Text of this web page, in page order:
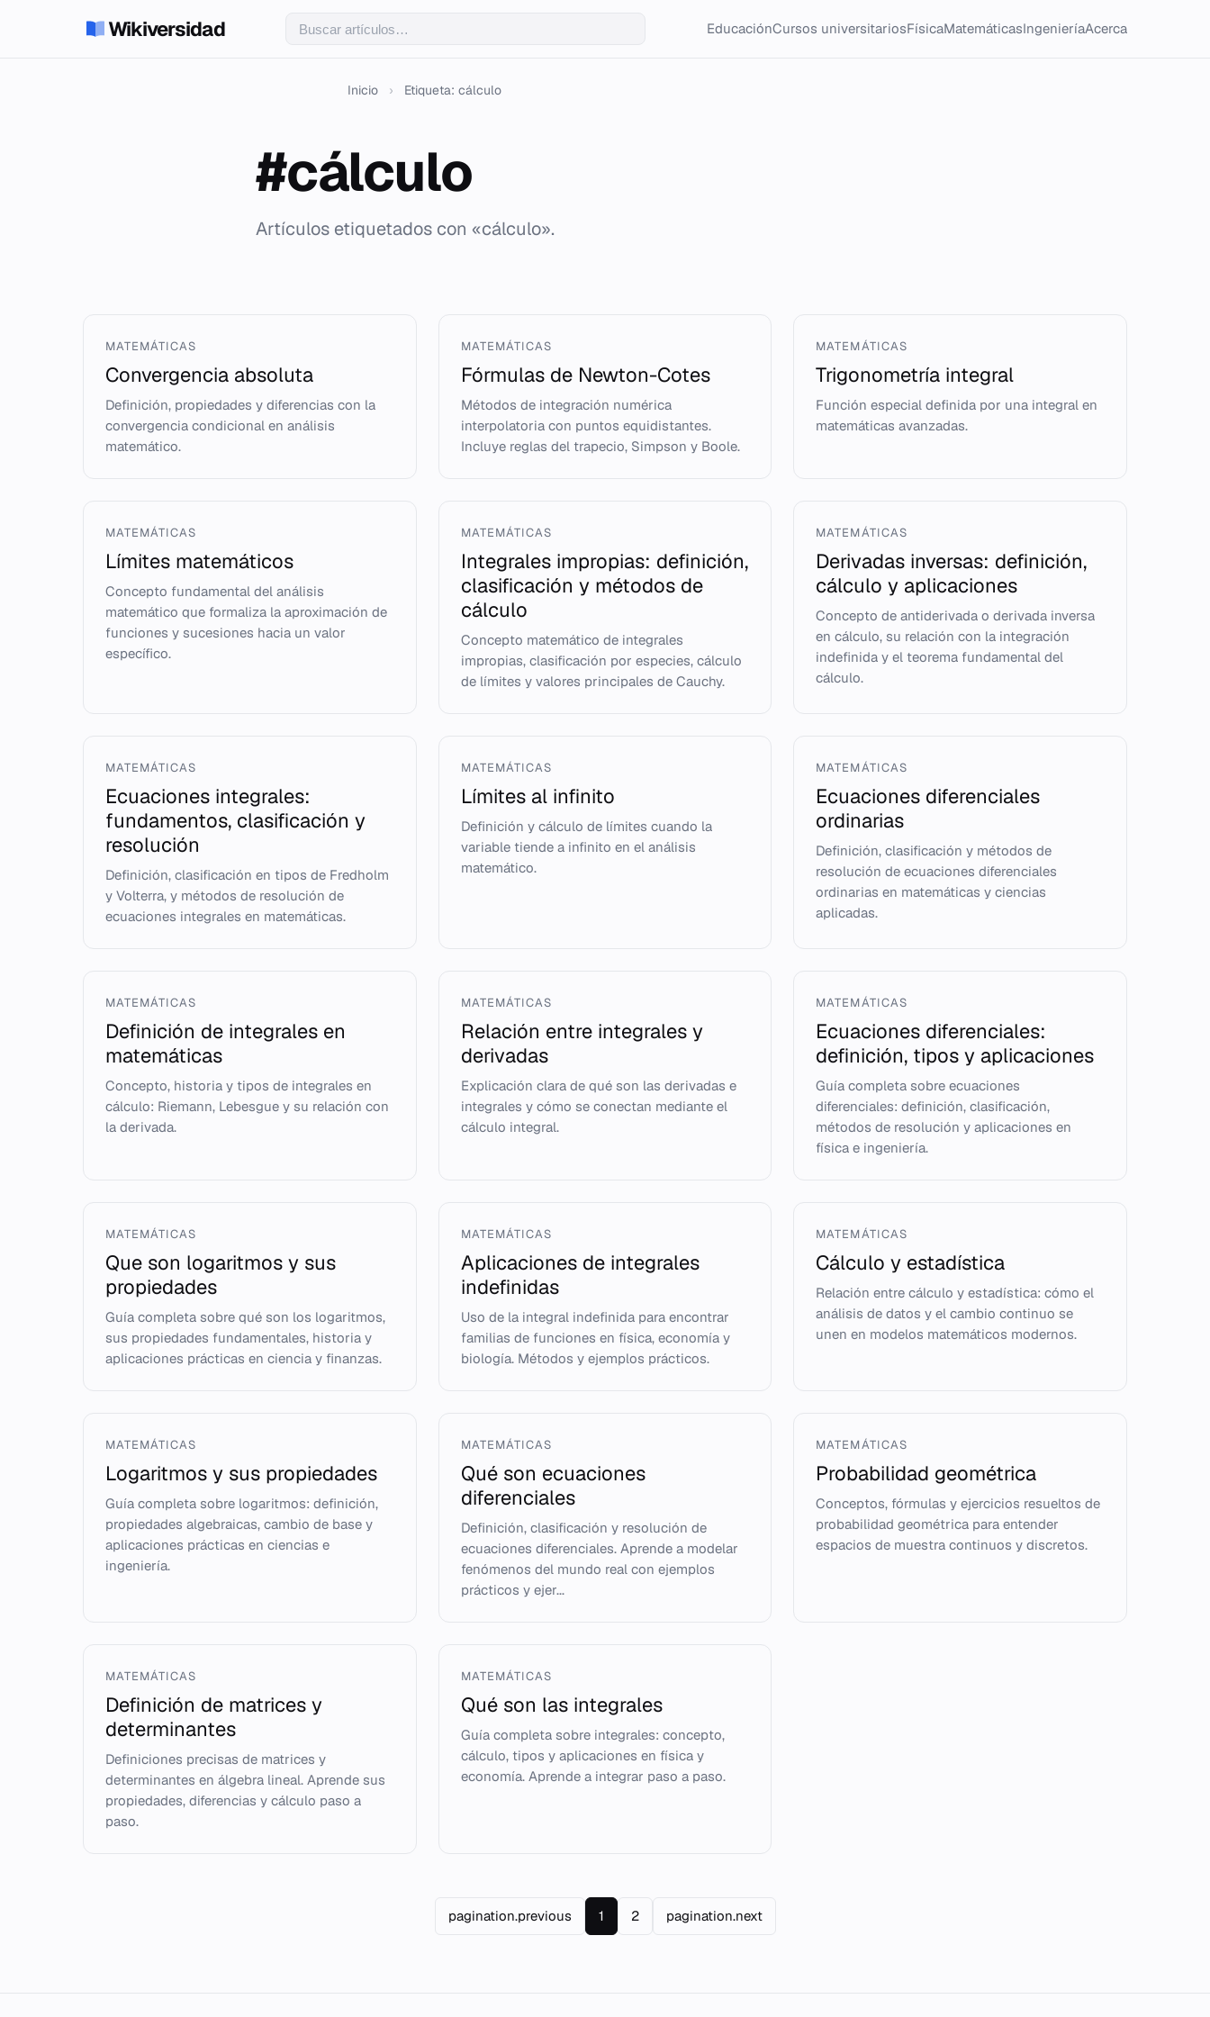
Wikiversidad EducaciónCursos universitariosFísicaMatemáticasIngenieríaAcerca
Inicio › Etiqueta: cálculo
#cálculo
Artículos etiquetados con «cálculo».
MATEMÁTICAS
Convergencia absoluta
Definición, propiedades y diferencias con la
convergencia condicional en análisis
matemático.
MATEMÁTICAS
Fórmulas de Newton-Cotes
Métodos de integración numérica
interpolatoria con puntos equidistantes.
Incluye reglas del trapecio, Simpson y Boole.
MATEMÁTICAS
Trigonometría integral
Función especial definida por una integral en
matemáticas avanzadas.
MATEMÁTICAS
Límites matemáticos
Concepto fundamental del análisis
matemático que formaliza la aproximación de
funciones y sucesiones hacia un valor
específico.
MATEMÁTICAS
Integrales impropias: definición,
clasificación y métodos de
cálculo
Concepto matemático de integrales
impropias, clasificación por especies, cálculo
de límites y valores principales de Cauchy.
MATEMÁTICAS
Derivadas inversas: definición,
cálculo y aplicaciones
Concepto de antiderivada o derivada inversa
en cálculo, su relación con la integración
indefinida y el teorema fundamental del
cálculo.
MATEMÁTICAS
Ecuaciones integrales:
fundamentos, clasificación y
resolución
Definición, clasificación en tipos de Fredholm
y Volterra, y métodos de resolución de
ecuaciones integrales en matemáticas.
MATEMÁTICAS
Límites al infinito
Definición y cálculo de límites cuando la
variable tiende a infinito en el análisis
matemático.
MATEMÁTICAS
Ecuaciones diferenciales
ordinarias
Definición, clasificación y métodos de
resolución de ecuaciones diferenciales
ordinarias en matemáticas y ciencias
aplicadas.
MATEMÁTICAS
Definición de integrales en
matemáticas
Concepto, historia y tipos de integrales en
cálculo: Riemann, Lebesgue y su relación con
la derivada.
MATEMÁTICAS
Relación entre integrales y
derivadas
Explicación clara de qué son las derivadas e
integrales y cómo se conectan mediante el
cálculo integral.
MATEMÁTICAS
Ecuaciones diferenciales:
definición, tipos y aplicaciones
Guía completa sobre ecuaciones
diferenciales: definición, clasificación,
métodos de resolución y aplicaciones en
física e ingeniería.
MATEMÁTICAS
Que son logaritmos y sus
propiedades
Guía completa sobre qué son los logaritmos,
sus propiedades fundamentales, historia y
aplicaciones prácticas en ciencia y finanzas.
MATEMÁTICAS
Aplicaciones de integrales
indefinidas
Uso de la integral indefinida para encontrar
familias de funciones en física, economía y
biología. Métodos y ejemplos prácticos.
MATEMÁTICAS
Cálculo y estadística
Relación entre cálculo y estadística: cómo el
análisis de datos y el cambio continuo se
unen en modelos matemáticos modernos.
MATEMÁTICAS
Logaritmos y sus propiedades
Guía completa sobre logaritmos: definición,
propiedades algebraicas, cambio de base y
aplicaciones prácticas en ciencias e
ingeniería.
MATEMÁTICAS
Qué son ecuaciones
diferenciales
Definición, clasificación y resolución de
ecuaciones diferenciales. Aprende a modelar
fenómenos del mundo real con ejemplos
prácticos y ejer...
MATEMÁTICAS
Probabilidad geométrica
Conceptos, fórmulas y ejercicios resueltos de
probabilidad geométrica para entender
espacios de muestra continuos y discretos.
MATEMÁTICAS
Definición de matrices y
determinantes
Definiciones precisas de matrices y
determinantes en álgebra lineal. Aprende sus
propiedades, diferencias y cálculo paso a
paso.
MATEMÁTICAS
Qué son las integrales
Guía completa sobre integrales: concepto,
cálculo, tipos y aplicaciones en física y
economía. Aprende a integrar paso a paso.
pagination.previous 1 2 pagination.next